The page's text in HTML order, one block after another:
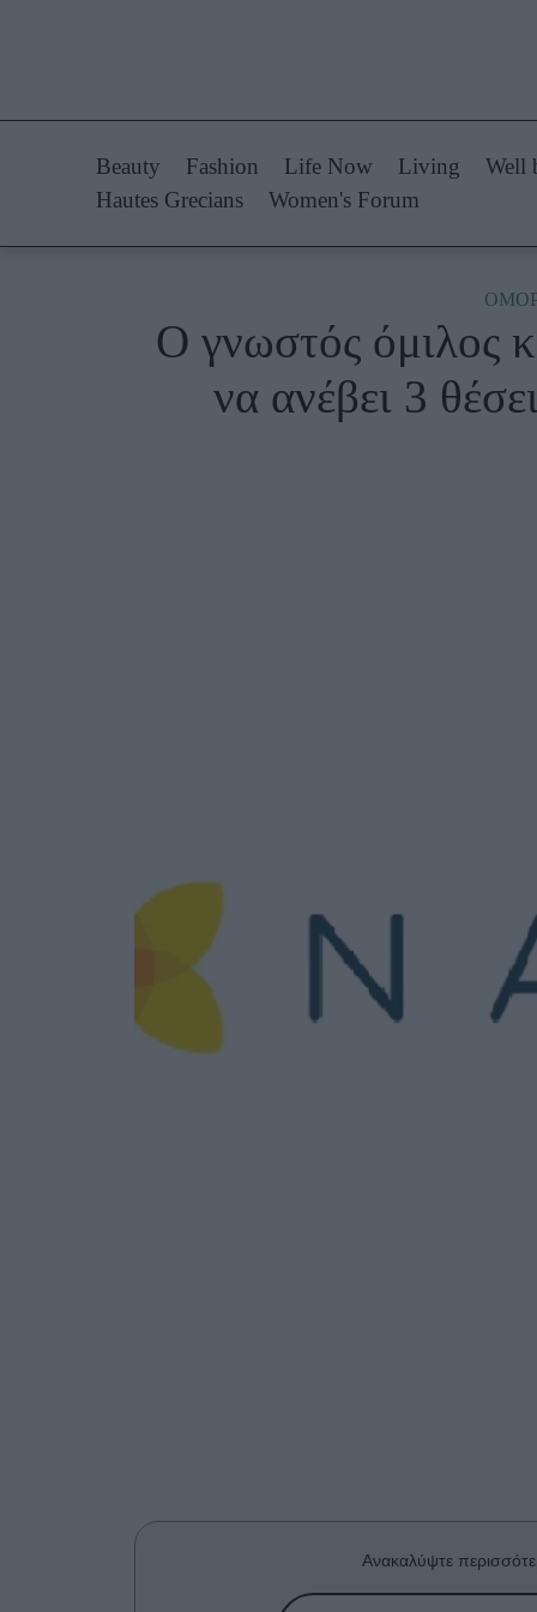
Styling Tips
Fashion News
Woman Power
Beauty Fashion Life Now Living Well
Hautes Grecians
Women's Forum
Ο γνωστός όμιλος
να ανέβει 3
Ανακαλύψτε